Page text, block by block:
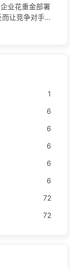
业花重金部署
让竞争对手实
1
6
6
6
6
6
72
72